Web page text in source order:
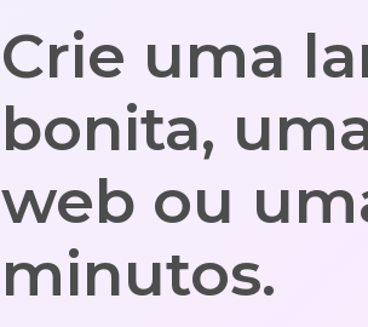
Crie uma
bonita,
web ou
minutos.